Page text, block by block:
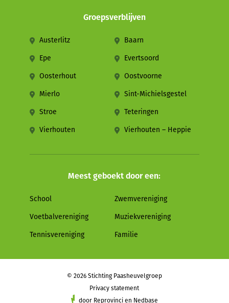
Groepsverblijven
Austerlitz Baarn
Epe Evertsoord
Oosterhout Oostvoorne
Mierlo Sint-Michielsgestel
Stroe Teteringen
Vierhouten Vierhouten – Heppie
Meest geboekt door een:
School Zwemvereniging
Voetbalvereniging Muziekvereniging
Tennisvereniging Familie
© 2026 Stichting Paasheuvelgroep
Privacy statement
door Reprovincien Nedbase